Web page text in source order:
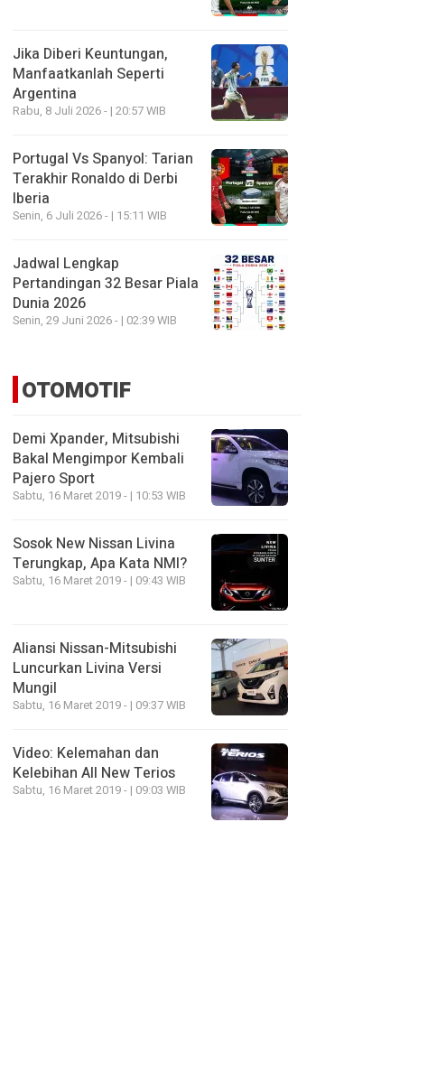
Jika Diberi Keuntungan,
Manfaatkanlah Seperti
Argentina
Rabu, 8 Juli 2026 - | 20:57 WIB
Portugal Vs Spanyol: Tarian
Terakhir Ronaldo di Derbi
Iberia
Senin, 6 Juli 2026 - | 15:11 WIB
Jadwal Lengkap
Pertandingan 32 Besar Piala
Dunia 2026
Senin, 29 Juni 2026 - | 02:39 WIB
OTOMOTIF
Demi Xpander, Mitsubishi
Bakal Mengimpor Kembali
Pajero Sport
Sabtu, 16 Maret 2019 - | 10:53 WIB
Sosok New Nissan Livina
Terungkap, Apa Kata NMI?
Sabtu, 16 Maret 2019 - | 09:43 WIB
Aliansi Nissan-Mitsubishi
Luncurkan Livina Versi
Mungil
Sabtu, 16 Maret 2019 - | 09:37 WIB
Video: Kelemahan dan
Kelebihan All New Terios
Sabtu, 16 Maret 2019 - | 09:03 WIB